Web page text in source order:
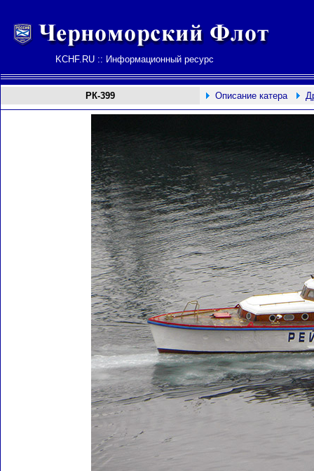
KCHF.RU :: Информационный ресурс
РК-399 Описание катера